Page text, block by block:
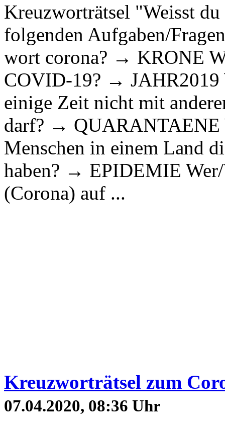
Kreuzworträtsel "Weisst
folgenden Aufgaben/
wort corona? → KRONE
COVID-19? → JAHR2019
einige Zeit nicht mit
darf? → QUARANTAENE
Menschen in einem Land
haben? → EPIDEMIE Wer/
(Corona) auf ...
Kreuzworträtsel zum
07.04.2020, 08:36 Uhr